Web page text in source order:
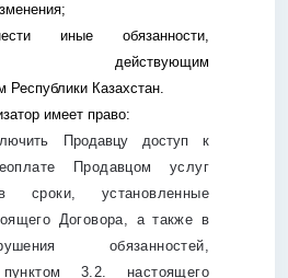
иные обязанности,
действующим
Республики Казахстан.
имеет право:
Продавцу доступ к
Продавцом услуг
сроки, установленные
Договора, а также в
обязанностей,
пунктом 3.2. настоящего